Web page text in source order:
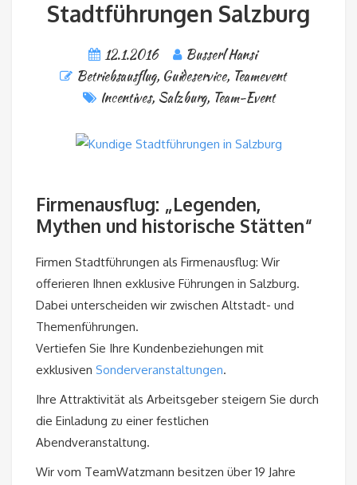
Stadtführungen Salzburg
12.1.2016
Busserl Hansi
Betriebsausflug, Guideservice, Teamevent
Incentives, Salzburg, Team-Event
Firmenausflug: „Legenden,
Mythen und historische Stätten“
Firmen Stadtführungen als Firmenausflug: Wir
offerieren Ihnen exklusive Führungen in Salzburg.
Dabei unterscheiden wir zwischen Altstadt- und
Themenführungen.
Vertiefen Sie Ihre Kundenbeziehungen mit
exklusiven Sonderveranstaltungen.
Ihre Attraktivität als Arbeitsgeber steigern Sie durch
die Einladung zu einer festlichen
Abendveranstaltung.
Wir vom TeamWatzmann besitzen über 19 Jahre